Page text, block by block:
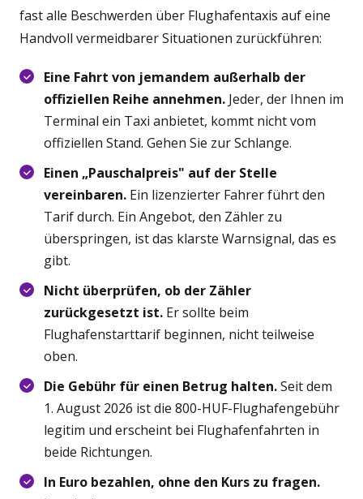
fast alle Beschwerden über Flughafentaxis auf eine
Handvoll vermeidbarer Situationen zurückführen:
Eine Fahrt von jemandem außerhalb der
offiziellen Reihe annehmen. Jeder, der Ihnen im
Terminal ein Taxi anbietet, kommt nicht vom
offiziellen Stand. Gehen Sie zur Schlange.
Einen „Pauschalpreis" auf der Stelle
vereinbaren. Ein lizenzierter Fahrer führt den
Tarif durch. Ein Angebot, den Zähler zu
überspringen, ist das klarste Warnsignal, das es
gibt.
Nicht überprüfen, ob der Zähler
zurückgesetzt ist. Er sollte beim
Flughafenstarttarif beginnen, nicht teilweise
oben.
Die Gebühr für einen Betrug halten.Seit dem
1. August 2026 ist die 800-HUF-Flughafengebühr
legitim und erscheint bei Flughafenfahrten in
beide Richtungen.
In Euro bezahlen, ohne den Kurs zu fragen.